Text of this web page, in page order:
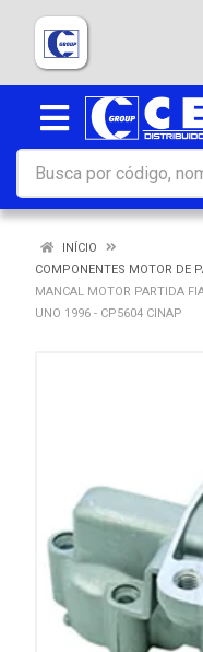
INÍCIO
COMPONENTES MOTOR DE
MANCAL MOTOR PARTIDA
UNO 1996 - CP5604 CINAP